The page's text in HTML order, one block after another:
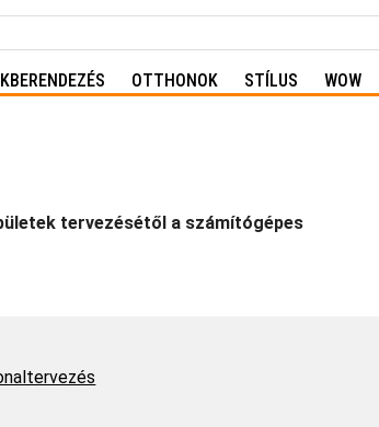
OTTHONOK STÍLUS WOW
tervezésétől a számítógépes